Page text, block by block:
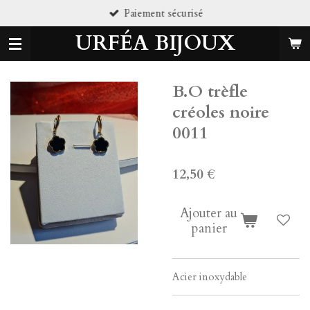
au
contenu
principal
URFÉA BIJOUX
Paiement sécurisé
B.O trèfle
créoles noire
0011
12,50 €
Ajouter au
panier
Acier inoxydable